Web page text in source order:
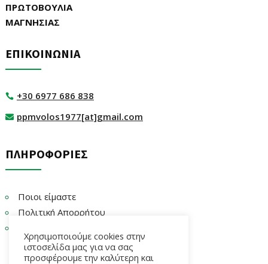
ΠΡΩΤΟΒΟΥΛΙΑ
ΜΑΓΝΗΣΙΑΣ
ΕΠΙΚΟΙΝΩΝΙΑ
 +30 6977 686 838
 ppmvolos1977[at]gmail.com
ΠΛΗΡΟΦΟΡΙΕΣ
Ποιοι είμαστε
Πολιτική Απορρήτου
Χρησιμοποιούμε cookies στην
ιστοσελίδα μας για να σας
προσφέρουμε την καλύτερη και